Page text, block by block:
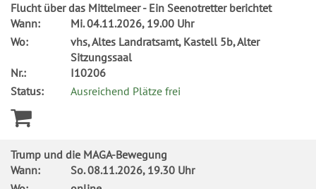
Flucht über das Mittelmeer - Ein Seenotretter berichtet
Wann:
Mi.04.11.2026, 19.00 Uhr
Wo:
vhs, Altes Landratsamt, Kastell 5b, Alter
Sitzungssaal
Nr.:
I10206
Status:
Ausreichend Plätze frei
Trump und die MAGA-Bewegung
Wann:
So.08.11.2026, 19.30 Uhr